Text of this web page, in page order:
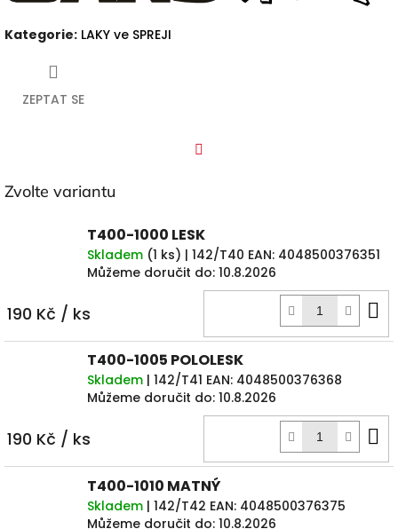
Kategorie: LAKY ve SPREJI
ZEPTAT SE
Zvolte variantu
T400-1000 LESK
Skladem (1 ks) | 142/T40 EAN: 4048500376351
Můžeme doručit do: 10.8.2026
190 Kč / ks
T400-1005 POLOLESK
Skladem | 142/T41 EAN: 4048500376368
Můžeme doručit do: 10.8.2026
190 Kč / ks
T400-1010 MATNÝ
Skladem | 142/T42 EAN: 4048500376375
Můžeme doručit do: 10.8.2026